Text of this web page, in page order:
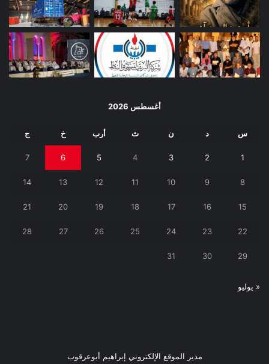
أغسطس 2026
س د ن ث أرب خ ج
1
2
3
4
5
6
7
8
9
10
11
12
13
14
15
16
17
18
19
20
21
22
23
24
25
26
27
28
29
30
31
« يوليو
مدير الموقع الإلكتروني إبراهيم أبوعرقوب